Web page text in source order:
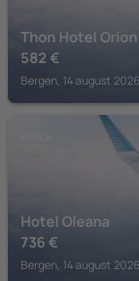
Thon Hotel Orion
582 €
Bergen, 14 august
Hotel Oleana
736 €
Bergen, 14 august